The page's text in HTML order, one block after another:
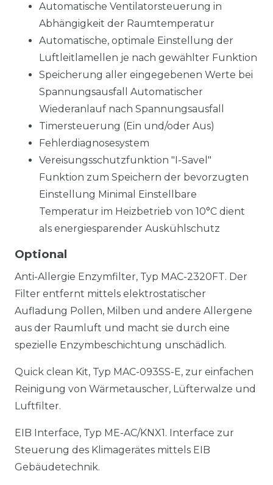
Automatische Ventilatorsteuerung in
Abhängigkeit der Raumtemperatur
Automatische, optimale Einstellung der
Luftleitlamellen je nach gewählter Funktion
Speicherung aller eingegebenen Werte bei
Spannungsausfall Automatischer
Wiederanlauf nach Spannungsausfall
Timersteuerung (Ein und/oder Aus)
Fehlerdiagnosesystem
Vereisungsschutzfunktion "I-Savel"
Funktion zum Speichern der bevorzugten
Einstellung Minimal Einstellbare
Temperatur im Heizbetrieb von 10°C dient
als energiesparender Auskühlschutz
Optional
Anti-Allergie Enzymfilter, Typ MAC-2320FT. Der
Filter entfernt mittels elektrostatischer
Aufladung Pollen, Milben und andere Allergene
aus der Raumluft und macht sie durch eine
spezielle Enzymbeschichtung unschädlich.
Quick clean Kit, Typ MAC-093SS-E, zur einfachen
Reinigung von Wärmetauscher, Lüfterwalze und
Luftfilter.
EIB Interface, Typ ME-AC/KNX1. Interface zur
Steuerung des Klimagerätes mittels EIB
Gebäudetechnik.